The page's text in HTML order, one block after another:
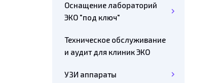
Оснащение лабораторий
ЭКО "под ключ"
Техническое обслуживание
и аудит для клиник ЭКО
УЗИ аппараты